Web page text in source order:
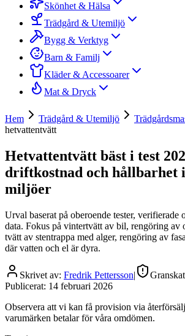
Skönhet & Hälsa
Trädgård & Utemiljö
Bygg & Verktyg
Barn & Familj
Kläder & Accessoarer
Mat & Dryck
Hem Trädgård & Utemiljö
hetvattentvätt
Hetvattentvätt bäst i test
driftkostnad och hållbarhet i
miljöer
Urval baserat på oberoende tester, verifierade
data. Fokus på vintertvätt av bil, rengöring av
tvätt av stentrappa med alger, rengöring av
där vatten och el är dyra.
Skrivet av: Fredrik Pettersson|
Publicerat: 14 februari 2026
Observera att vi kan få provision via
varumärken betalar för våra omdömen.